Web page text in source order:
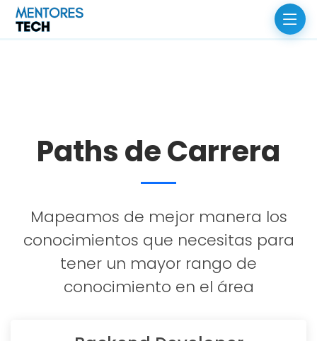
Paths de Carrera
Mapeamos de mejor manera los
conocimientos que necesitas para
tener un mayor rango de
conocimiento en el área